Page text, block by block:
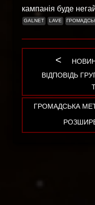
кампанія буде
GALNET LAVE
Навігація
ВІДПОВІДЬ
NEXT
ГРОМАДСЬКА